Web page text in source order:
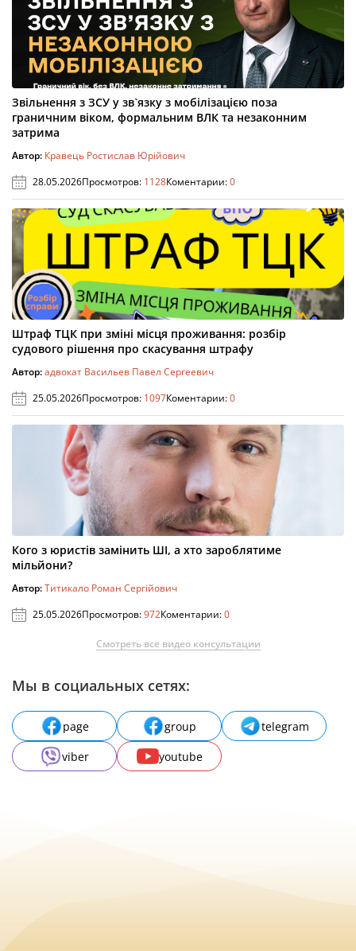
Звільнення з ЗСУ у зв`язку з мобілізацією поза
граничним віком, формальним ВЛК та незаконним
затрима
Автор: Кравець Ростислав Юрійович
28.05.2026Просмотров: 1128Коментарии:0
Штраф ТЦК при зміні місця проживання: розбір
судового рішення про скасування штрафу
Автор:адвокат Васильев Павел Сергеевич
25.05.2026Просмотров: 1097Коментарии:0
Кого з юристів замінить ШІ, а хто зароблятиме
мільйони?
Автор:Титикало Роман Сергійович
25.05.2026Просмотров:972Коментарии:0
Смотреть все видео консультации
Мы в социальных сетях:
page group
telegram
viber
youtube